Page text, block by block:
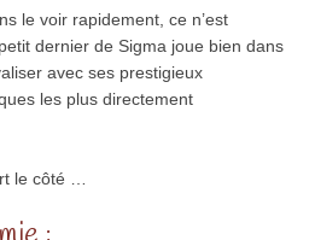
le voir rapidement, ce n’est
dernier de Sigma joue bien dans
avec ses prestigieux
les plus directement
le côté …